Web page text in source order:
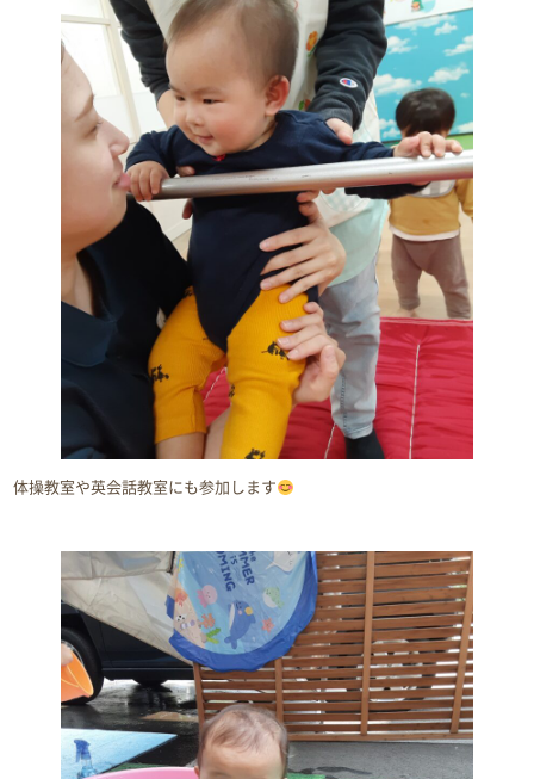
体操教室や英会話教室にも参加します